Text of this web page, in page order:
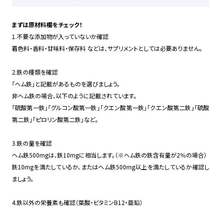
まずは原材料欄をチェック！
1.不要な添加物が入っていないか確認
着色料・香料・甘味料・保存料 などは、サプリメントとしては必要ありません。
2.鉄の種類を確認
「ヘム鉄」と記載があるものを選びましょう。
非ヘム鉄の場合、以下のように記載されています。
「硫酸第一鉄」「グルコン酸第一鉄」「クエン酸第一鉄」「クエン酸第二鉄」「硫酸
第二鉄」「ピロリン酸第二鉄」など。
3.鉄の量を確認
ヘム鉄500mgは、鉄10mgに相当します。（※ヘム鉄の鉄含有量が2％の場合）
鉄10mgを満たしているか、またはヘム鉄500mg以上を満たしているか確認し
ましょう。
4.鉄以外の栄養素も確認（葉酸・ビタミンB12・亜鉛）